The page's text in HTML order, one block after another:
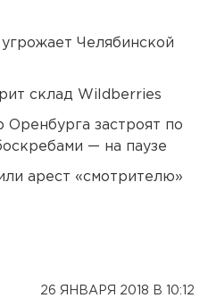
Челябинской
склад Wildberries
Оренбурга застроят по
— на паузе
арест «смотрителю»
26 ЯНВАРЯ 2018 В 10:12